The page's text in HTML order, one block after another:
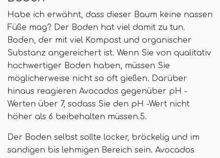
Habe ich erwähnt, dass dieser Baum keine nassen
Füße mag? Der Boden hat viel damit zu tun.
Boden, der mit viel Kompost und organischer
Substanz angereichert ist. Wenn Sie von qualitativ
hochwertiger Boden haben, müssen Sie
möglicherweise nicht so oft gießen. Darüber
hinaus reagieren Avocados gegenüber pH -
Werten über 7, sodass Sie den pH -Wert nicht
höher als 6 beibehalten müssen.5.
Der Boden selbst sollte locker, bröckelig und im
sandigen bis lehmigen Bereich sein. Avocados